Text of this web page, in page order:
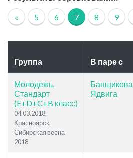
« 5 6 7 8 9
Группа В паре с
Молодежь,
Стандарт
(E+D+C+B класс)
04.03.2018,
Красноярск,
Сибирская весна
2018
Банщикова
Ядвига